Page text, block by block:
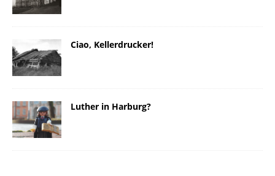
Ciao, Kellerdrucker!
Luther in Harburg?